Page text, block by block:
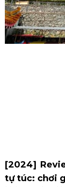
[2024]
tự túc: chơi